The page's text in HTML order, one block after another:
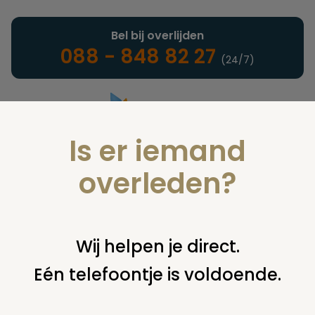
Landelijke uitvaartonderneming
Bel bij overlijden
088 - 848 82 27 (24/7)
U bent hier: home verzekeringen overige financiering uit
controle oude polissen
Is er iemand
overleden?
Wij helpen je direct.
Eén telefoontje is voldoende.